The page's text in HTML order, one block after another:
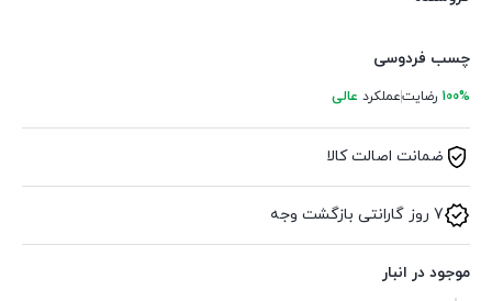
چسب فردوسی
100% رضایتعملکرد عالی
ضمانت اصالت کالا
7 روز گارانتی بازگشت وجه
موجود در انبار